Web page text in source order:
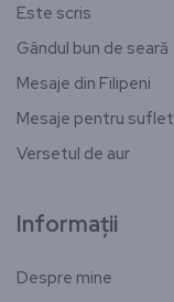
Este scris
Gândul bun de seară
Mesaje din Filipeni
Mesaje pentru suflet
Versetul de aur
Informații
Despre mine